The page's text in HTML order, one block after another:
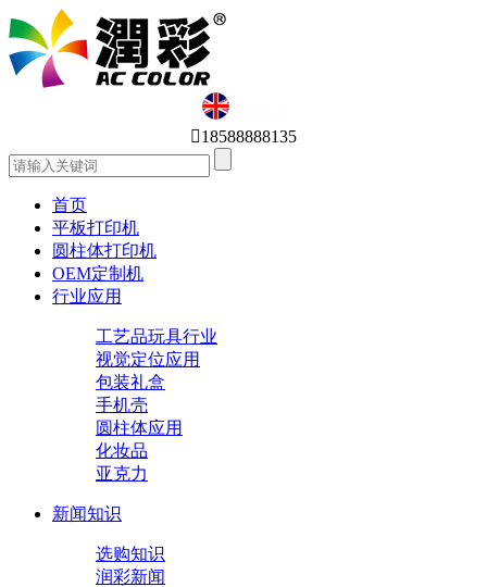
English
18588888135
首页
平板打印机
圆柱体打印机
OEM定制机
行业应用
工艺品玩具行业
视觉定位应用
包装礼盒
手机壳
圆柱体应用
化妆品
亚克力
新闻知识
选购知识
润彩新闻